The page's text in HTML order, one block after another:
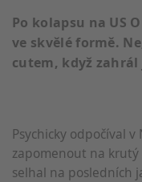
Po kolapsu na US
ve skvělé formě.
cutem, když
Psychicky odpočíval
zapomenout na krutý
selhal na posledních